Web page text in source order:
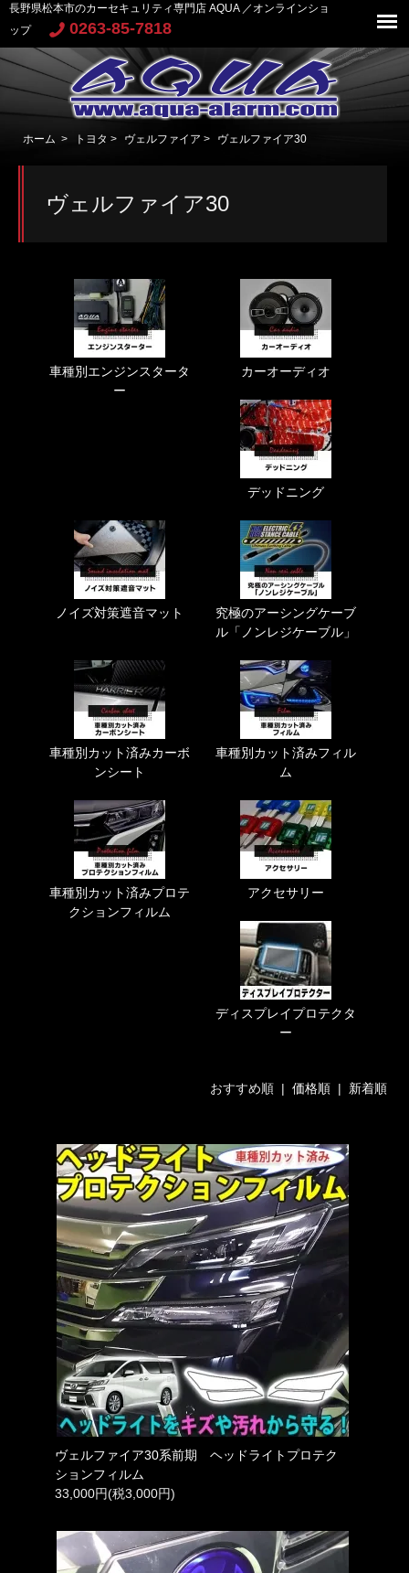
長野県松本市のカーセキュリティ専門店 AQUA ／オンラインショ
ップ
0263-85-7818
ホーム > トヨタ > ヴェルファイア > ヴェルファイア30
ヴェルファイア30
車種別エンジンスタータ
ー
カーオーディオ
デッドニング
ノイズ対策遮音マット
究極のアーシングケーブ
ル「ノンレジケーブル」
車種別カット済みカーボ
ンシート
車種別カット済みフィル
ム
車種別カット済みプロテ
クションフィルム
アクセサリー
ディスプレイプロテクタ
ー
おすすめ順 | 価格順| 新着順
ヴェルファイア30系前期 ヘッドライトプロテク
ションフィルム
33,000円(税3,000円)